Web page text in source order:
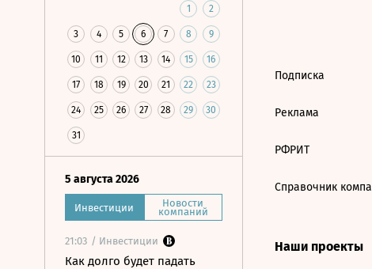
1 2
3 4 5 6 7 8 9
10 11 12 13 14 15 16
17 18 19 20 21 22 23
24 25 26 27 28 29 30
31
5 августа 2026
Инвестиции Новости
компаний
21:03 / Инвестиции
Как долго будет падать
Подписка
Реклама
РФРИТ
Справочник
Наши проекты